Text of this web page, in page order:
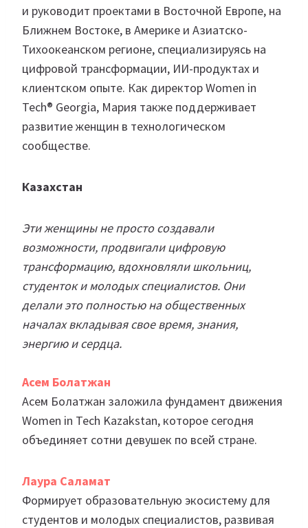
и руководит проектами в Восточной Европе, на
Ближнем Востоке, в Америке и Азиатско-
Тихоокеанском регионе, специализируясь на
цифровой трансформации, ИИ-продуктах и
клиентском опыте. Как директор Women in
Tech® Georgia, Мария также поддерживает
развитие женщин в технологическом
сообществе.
Казахстан
Эти женщины не просто создавали
возможности, продвигали цифровую
трансформацию, вдохновляли школьниц,
студенток и молодых специалистов. Они
делали это полностью на общественных
началах вкладывая свое время, знания,
энергию и сердца.
Асем Болатжан
Асем Болатжан заложила фундамент движения
Women in Tech Kazakstan, которое сегодня
объединяет сотни девушек по всей стране.
Лаура Саламат
Формирует образовательную экосистему для
студентов и молодых специалистов, развивая